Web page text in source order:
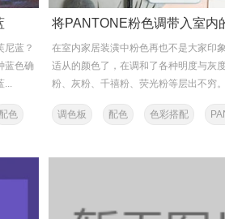
尼蓝？
蓝色确
...
配色
在室内家居装潢中粉色再也不是大家印
适从的颜色了，在调和了各种明度与灰
粉、灰粉、千禧粉、荧光粉等层出不穷
调色板 配色 色彩搭配